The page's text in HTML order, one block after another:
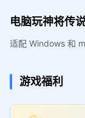
电脑玩神将传
适配 Windows 和
游戏福利